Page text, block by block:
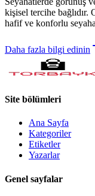
kişisel tercihe bağlıdır.
hafif ve konforlu
Daha fazla bilgi edinin
Site bölümleri
Ana Sayfa
Kategoriler
Etiketler
Yazarlar
Genel sayfalar